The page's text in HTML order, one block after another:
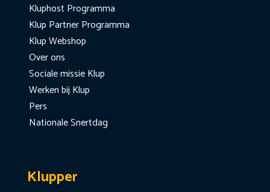
Kluphost Programma
Klup Partner Programma
Klup Webshop
Over ons
Sociale missie Klup
Werken bij Klup
Pers
Nationale Snertdag
Klupper